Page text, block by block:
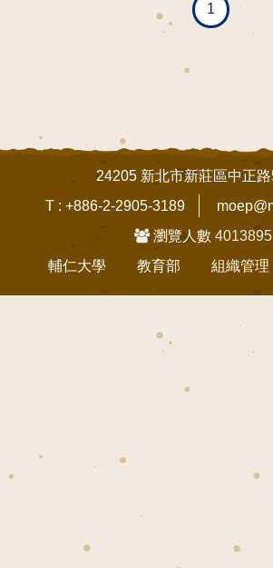
1
24205 新北市新莊區中正
T : +886-2-2905-3189
瀏覽人數 4013895
輔仁大學
教育部 組織管理